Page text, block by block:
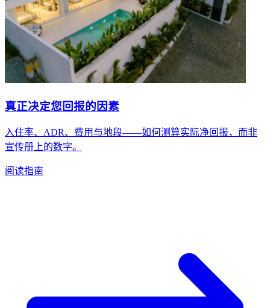
真正决定您回报的因素
入住率、ADR、费用与地段——如何测算实际净回报，而非
宣传册上的数字。
阅读指南